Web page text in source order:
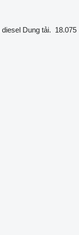
diesel Dung tải. 18.075